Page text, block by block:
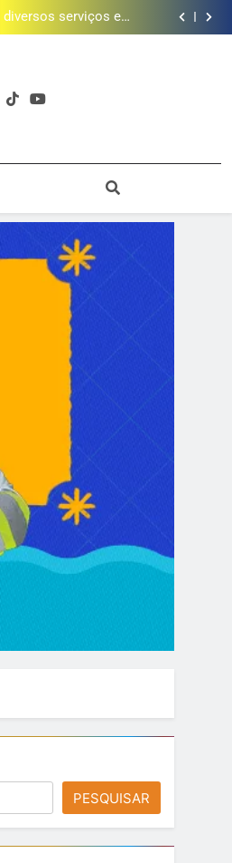
sustentável
da Baixada, e
para reconstrução
de Artes da Baixada
serviços em
para reconstrução
de Artes da Baixada
PESQUISAR